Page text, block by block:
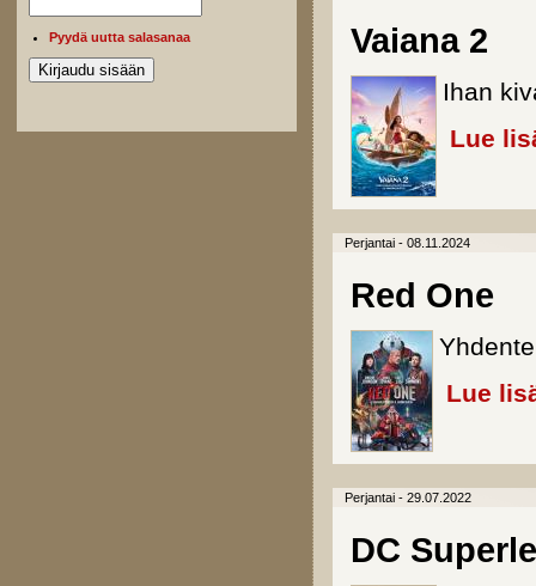
Pyydä uutta salasanaa Vaiana 2
Ihan
Lue
Perjantai - 08.11.2024
Red One
Lue
Perjantai - 29.07.2022
DC